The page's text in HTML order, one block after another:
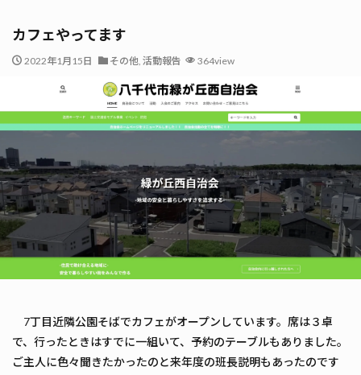
カフェやってます
2022年1月15日 その他, 活動報告 364view
7丁目近隣公園そばでカフェがオープンしています。席は３卓
で、行ったときはすでに一組いて、予約のテーブルもありました。
ご主人に色々聞きたかったのと来年度の班長説明もあったのです